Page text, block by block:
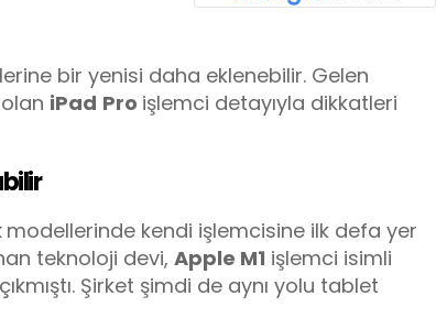
bir yenisi daha eklenebilir. Gelen
iPad Pro işlemci detayıyla dikkatleri
modellerinde kendi işlemcisine ilk defa yer
teknoloji devi, Apple M1 işlemci isimli
Şirket şimdi de aynı yolu tablet